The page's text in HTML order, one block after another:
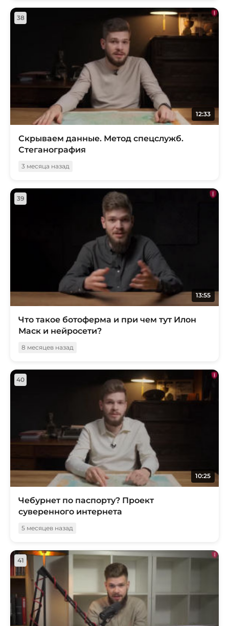
38
12:33
Скрываем данные. Метод спецслужб.
Стеганография
3 месяца назад
39
13:55
Что такое ботоферма и при чем тут Илон
Маск и нейросети?
8 месяцев назад
40
10:25
Чебурнет по паспорту? Проект
суверенного интернета
5 месяцев назад
41